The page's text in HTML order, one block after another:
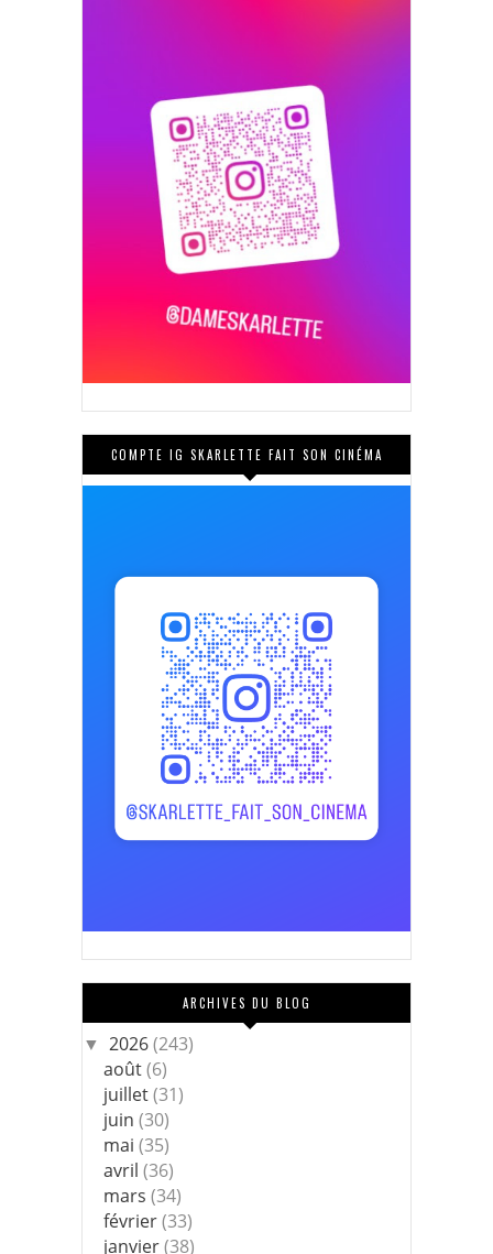
COMPTE IG SKARLETTE FAIT SON CINÉMA
ARCHIVES DU BLOG
▼ 2026(243)
août(6)
juillet(31)
juin(30)
mai(35)
avril(36)
mars(34)
février(33)
janvier(38)